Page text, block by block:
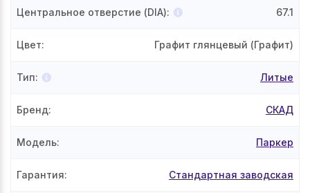
Центральное отверстие (DIA): 67.1
Цвет: Графит глянцевый (Графит)
Тип: Литые
Бренд: СКАД
Модель: Паркер
Гарантия: Стандартная заводская